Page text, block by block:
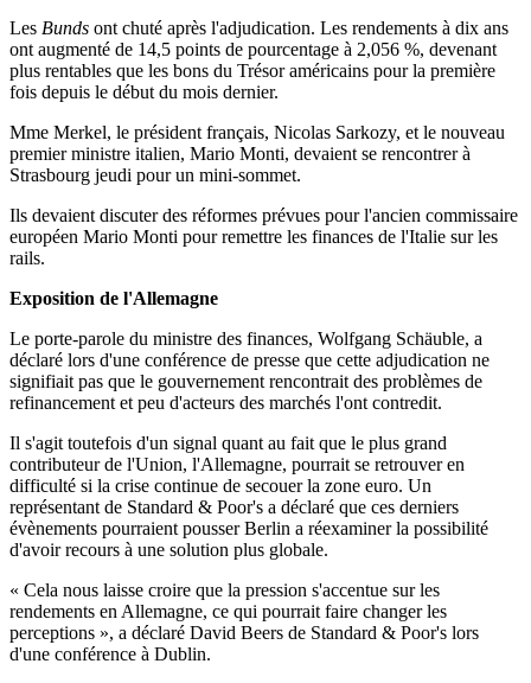
Les Bunds ont chuté après l'adjudication. Les rendements à dix ans
ont augmenté de 14,5 points de pourcentage à 2,056 %, devenant
plus rentables que les bons du Trésor américains pour la première
fois depuis le début du mois dernier.
Mme Merkel, le président français, Nicolas Sarkozy, et le nouveau
premier ministre italien, Mario Monti, devaient se rencontrer à
Strasbourg jeudi pour un mini-sommet.
Ils devaient discuter des réformes prévues pour l'ancien commissaire
européen Mario Monti pour remettre les finances de l'Italie sur les
rails.
Exposition de l'Allemagne
Le porte-parole du ministre des finances, Wolfgang Schäuble, a
déclaré lors d'une conférence de presse que cette adjudication ne
signifiait pas que le gouvernement rencontrait des problèmes de
refinancement et peu d'acteurs des marchés l'ont contredit.
Il s'agit toutefois d'un signal quant au fait que le plus grand
contributeur de l'Union, l'Allemagne, pourrait se retrouver en
difficulté si la crise continue de secouer la zone euro. Un
représentant de Standard & Poor's a déclaré que ces derniers
évènements pourraient pousser Berlin a réexaminer la possibilité
d'avoir recours à une solution plus globale.
« Cela nous laisse croire que la pression s'accentue sur les
rendements en Allemagne, ce qui pourrait faire changer les
perceptions », a déclaré David Beers de Standard & Poor's lors
d'une conférence à Dublin.